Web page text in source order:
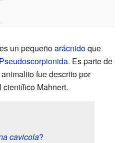
es un pequeñoarácnidoque
Pseudoscorpionida. Es parte de
fue descrito por
Mahnert.
cavicola?